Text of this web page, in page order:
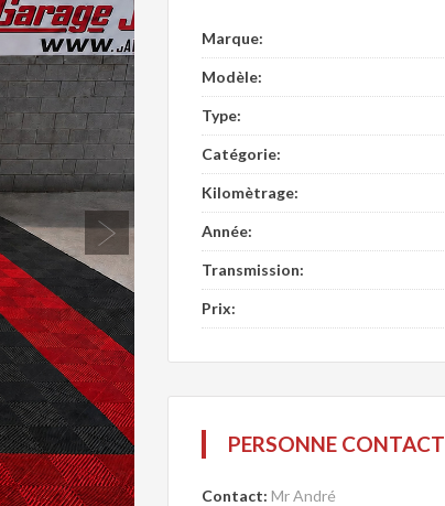
Marque:
Modèle:
Type:
Catégorie:
Kilomètrage:
Année:
Transmission:
Prix:
PERSONNE CONTACT
Contact: Mr André